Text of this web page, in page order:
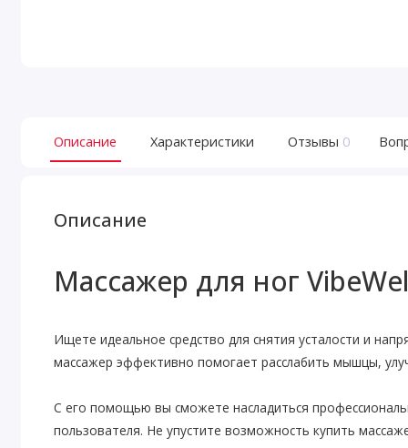
Описание Характеристики Отзывы 0
Описание
Массажер для ног
Ищете идеальное средство для снятия усталости и
массажер эффективно помогает расслабить мышцы,
С его помощью вы сможете насладиться
пользователя. Не упустите возможность купить